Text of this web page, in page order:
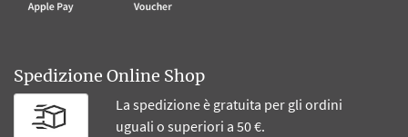
Spedizione Online Shop
La spedizione è gratuita per gli ordini
uguali o superiori a 50 €.